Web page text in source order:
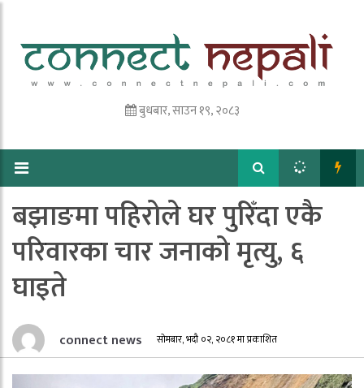
बुधबार, साउन १९, २०८३
बझाङमा पहिरोले घर पुरिँदा एकै
परिवारका चार जनाको मृत्यु, ६
घाइते
connect news सोमबार, भदौ ०२, २०८१ मा प्रकाशित